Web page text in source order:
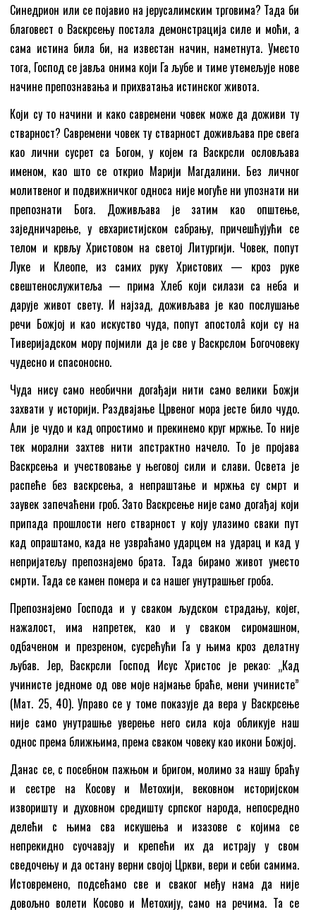
Синедрион или се појавио на јерусалимским трговима? Тада би
благовест о Васкрсењу постала демонстрација силе и моћи, а
сама истина била би, на известан начин, наметнута. Уместо
тога, Господ се јавља онима који Га љубе и тиме утемељује нове
начине препознавања и прихватања истинског живота.
Који су то начини и како савремени човек може да доживи ту
стварност? Савремени човек ту стварност доживљава пре свега
као лични сусрет са Богом, у којем га Васкрсли ословљава
именом, као што се открио Марији Магдалини. Без личног
молитвеног и подвижничког односа није могуће ни упознати ни
препознати Бога. Доживљава је затим као општење,
заједничарење, у евхаристијском сабрању, причешћујући се
телом и крвљу Христовом на светој Литургији. Човек, попут
Луке и Клеопе, из самих руку Христових — кроз руке
свештенослужитеља — прима Хлеб који силази са неба и
дарује живот свету. И најзад, доживљава је као послушање
речи Божјој и као искуство чуда, попут апостолâ који су на
Тиверијадском мору појмили да је све у Васкрслом Богочовеку
чудесно и спасоносно.
Чуда нису само необични догађаји нити само велики Божји
захвати у историји. Раздвајање Црвеног мора јесте било чудо.
Али је чудо и кад опростимо и прекинемо круг мржње. То није
тек морални захтев нити апстрактно начело. То је пројава
Васкрсења и учествовање у његовој сили и слави. Освета је
распеће без васкрсења, а непраштање и мржња су смрт и
заувек запечаћени гроб. Зато Васкрсење није само догађај који
припада прошлости него стварност у коју улазимо сваки пут
кад опраштамо, када не узвраћамо ударцем на ударац и кад у
непријатељу препознајемо брата. Тада бирамо живот уместо
смрти. Тада се камен помера и са нашег унутрашњег гроба.
Препознајемо Господа и у сваком људском страдању, којег,
нажалост, има напретек, као и у сваком сиромашном,
одбаченом и презреном, сусрећући Га у њима кроз делатну
љубав. Јер, Васкрсли Господ Исус Христос је рекао: „Кад
учинисте једноме од ове моје најмање браће, мени учинисте”
(Мат. 25, 40). Управо се у томе показује да вера у Васкрсење
није само унутрашње уверење него сила која обликује наш
однос према ближњима, према сваком човеку као икони Божјој.
Данас се, с посебном пажњом и бригом, молимо за нашу браћу
и сестре на Косову и Метохији, вековном историјском
изворишту и духовном средишту српског народа, непосредно
делећи с њима сва искушења и изазове с којима се
непрекидно суочавају и крепећи их да истрају у свом
сведочењу и да остану верни својој Цркви, вери и себи самима.
Истовремено, подсећамо све и сваког међу нама да није
довољно волети Косово и Метохију, само на речима. Та се